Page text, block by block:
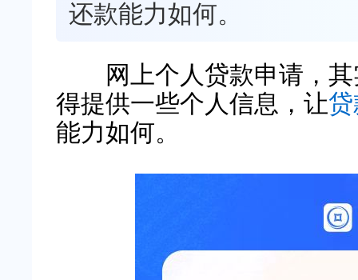
还款能力如何。
网上个人贷款申请，其
得提供一些个人信息，让
能力如何。